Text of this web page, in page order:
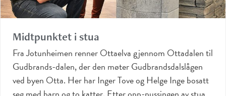
Midtpunktet i stua
Fra Jotunheimen renner Ottaelva gjennom Ottadalen til
Gudbrands-dalen, der den møter Gudbrandsdalslågen
ved byen Otta. Her har Inger Tove og Helge Inge bosatt